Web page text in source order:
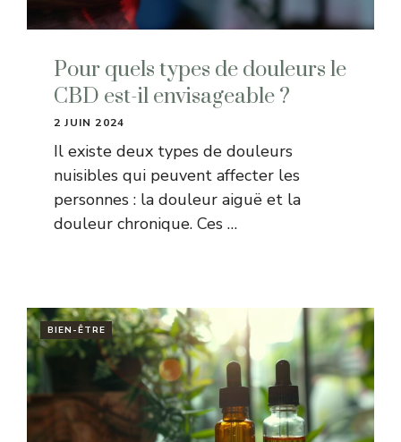
Pour quels types de douleurs le
CBD est-il envisageable ?
2 JUIN 2024
Il existe deux types de douleurs
nuisibles qui peuvent affecter les
personnes : la douleur aiguë et la
douleur chronique. Ces …
BIEN-ÊTRE